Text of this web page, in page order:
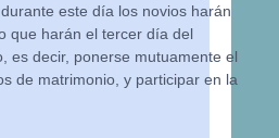
este día los novios harán
que harán el tercer día del
es decir, ponerse mutuamente el
de matrimonio, y participar en la